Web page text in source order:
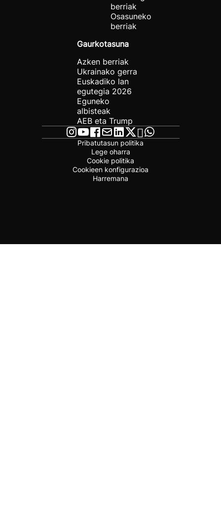
berriak
Osasuneko
berriak
Gaurkotasuna
Azken berriak
Ukrainako gerra
Euskadiko lan
egutegia 2026
Eguneko
albisteak
AEB eta Trump
Pribatutasun politika
Lege oharra
Cookie politika
Cookieen konfigurazioa
Harremana